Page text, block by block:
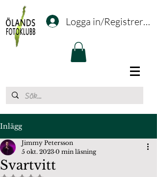
Logga in/Registrering
Inlägg
Svartvitt
Jimmy Petersson
5 okt. 2023 0 min läsning